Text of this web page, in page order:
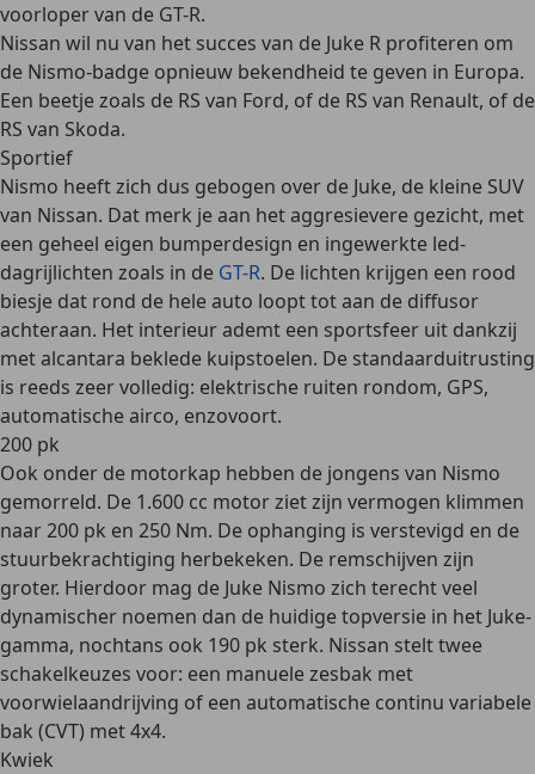
voorloper van de GT-R.
Nissan wil nu van het succes van de Juke R profiteren om
de Nismo-badge opnieuw bekendheid te geven in Europa.
Een beetje zoals de RS van Ford, of de RS van Renault, of de
RS van Skoda.
Sportief
Nismo heeft zich dus gebogen over de Juke, de kleine SUV
van Nissan. Dat merk je aan het aggresievere gezicht, met
een geheel eigen bumperdesign en ingewerkte led-
dagrijlichten zoals in de GT-R. De lichten krijgen een rood
biesje dat rond de hele auto loopt tot aan de diffusor
achteraan. Het interieur ademt een sportsfeer uit dankzij
met alcantara beklede kuipstoelen. De standaarduitrusting
is reeds zeer volledig: elektrische ruiten rondom, GPS,
automatische airco, enzovoort.
200 pk
Ook onder de motorkap hebben de jongens van Nismo
gemorreld. De 1.600 cc motor ziet zijn vermogen klimmen
naar 200 pk en 250 Nm. De ophanging is verstevigd en de
stuurbekrachtiging herbekeken. De remschijven zijn
groter. Hierdoor mag de Juke Nismo zich terecht veel
dynamischer noemen dan de huidige topversie in het Juke-
gamma, nochtans ook 190 pk sterk. Nissan stelt twee
schakelkeuzes voor: een manuele zesbak met
voorwielaandrijving of een automatische continu variabele
bak (CVT) met 4x4.
Kwiek